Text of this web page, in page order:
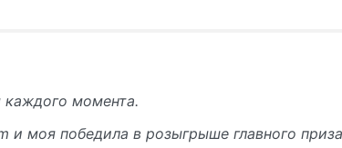
каждого момента.
и моя победила в розыгрыше главного